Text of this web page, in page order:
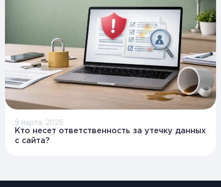
9 марта, 2026
Кто несет ответственность за утечку данных
с сайта?